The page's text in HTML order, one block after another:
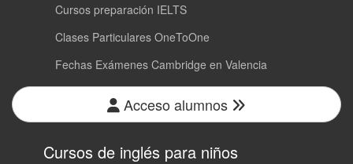
Cursos preparación IELTS
Clases Particulares OneToOne
Fechas Exámenes Cambridge en Valencia
Acceso alumnos
Cursos de inglés para niños